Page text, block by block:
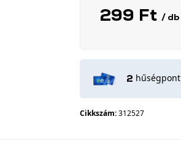
299 Ft / db
2 hűségpont
Cikkszám:312527